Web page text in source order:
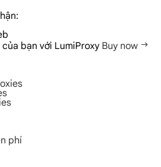
bạn với LumiProxy Buy now
phí